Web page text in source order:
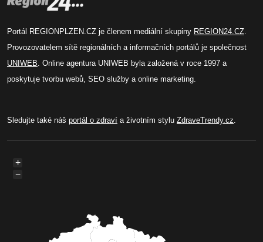
Portál REGIONPLZEN.CZ je členem mediální skupiny REGION24.CZ.
Provozovatelem sítě regionálních a informačních portálů je společnost
UNIWEB. Online agentura UNIWEB byla založená v roce 1997 a
poskytuje tvorbu webů, SEO služby a online marketing.
Sledujte také náš portál o zdraví a životním stylu ZdraveTrendy.cz.
+
−